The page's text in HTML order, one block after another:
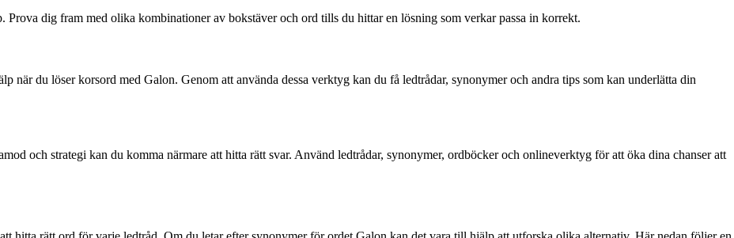
dig fram med olika kombinationer av bokstäver och ord tills du hittar en lösning som verkar passa in korrekt.
när du löser korsord med Galon. Genom att använda dessa verktyg kan du få ledtrådar, synonymer och andra tips som kan underlätta din
och strategi kan du komma närmare att hitta rätt svar. Använd ledtrådar, synonymer, ordböcker och onlineverktyg för att öka dina chanser att